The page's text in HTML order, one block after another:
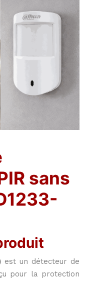
sans
est un détecteur de
pour la protection